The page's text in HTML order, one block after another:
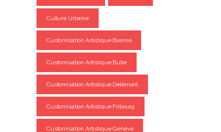
Culture Urbaine
Customisation Artistique Bienne
Customisation Artistique Bulle
Customisation Artistique Delémont
Customisation Artistique Fribourg
Customisation Artistique Genève